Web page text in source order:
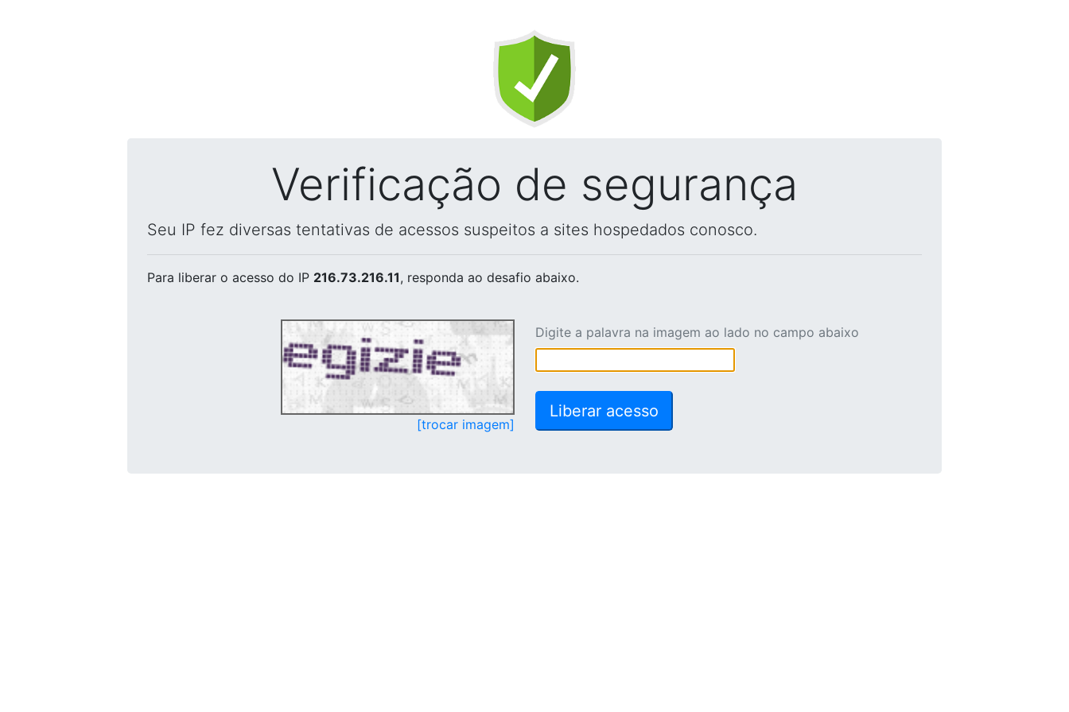
Verificação de segurança
Seu IP fez diversas tentativas de acessos suspeitos a sites hospedados conosco.
Para liberar o acesso do IP 216.73.216.11, responda ao desafio abaixo.
[trocar imagem]
Digite a palavra na imagem ao lado no campo abaixo